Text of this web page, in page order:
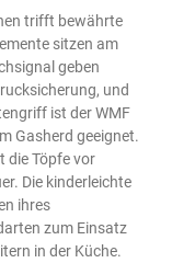
trifft bewährte
sitzen am
geben
und
ist der WMF
Gasherd geeignet.
die Töpfe vor
Die kinderleichte
ihres
zum Einsatz
in der Küche.